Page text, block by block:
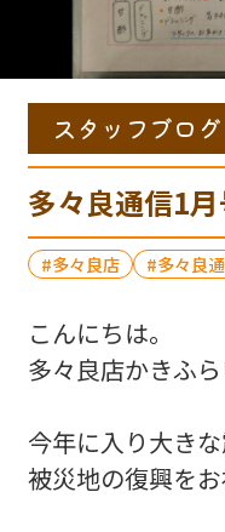
スタッフブログ
多々良通信1
多々良店 多々良
こんにちは。
多々良店かきふら
今年に入り大き
被災地の復興をお